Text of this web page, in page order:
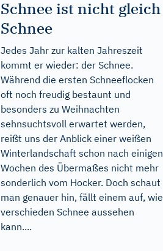
Schnee ist nicht gleich
Schnee
Jedes Jahr zur kalten Jahreszeit
kommt er wieder: der Schnee.
Während die ersten Schneeflocken
oft noch freudig bestaunt und
besonders zu Weihnachten
sehnsuchtsvoll erwartet werden,
reißt uns der Anblick einer weißen
Winterlandschaft schon nach einigen
Wochen des Übermaßes nicht mehr
sonderlich vom Hocker. Doch schaut
man genauer hin, fällt einem auf, wie
verschieden Schnee aussehen
kann....